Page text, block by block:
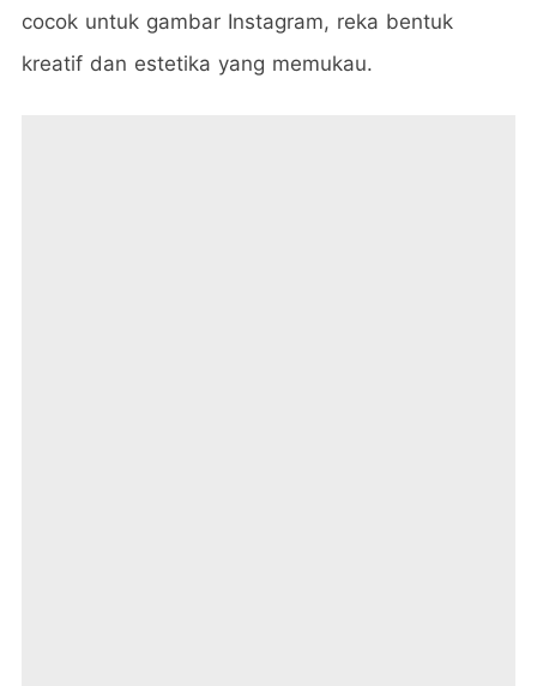
cocok untuk gambar Instagram, reka bentuk
kreatif dan estetika yang memukau.